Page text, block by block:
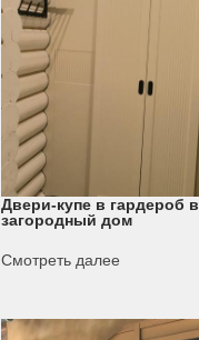
Двери-купе в гардероб в
загородный дом
Смотреть далее